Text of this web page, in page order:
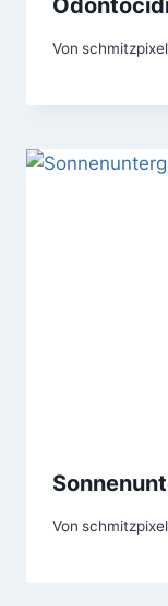
Von schmitzpixel
Von schmitzpixel